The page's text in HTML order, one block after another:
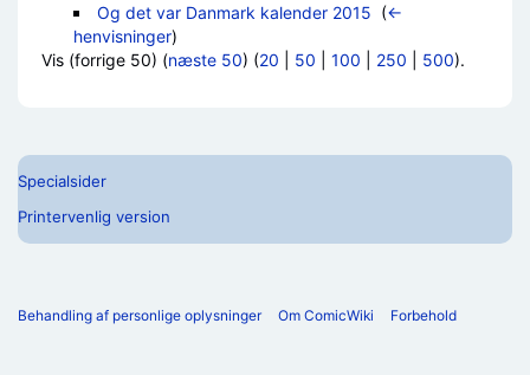
Og det var Danmark kalender 2015 (←
henvisninger)
Vis (forrige 50) (næste 50) (20 50 100 250 500).
Specialsider
Printervenlig version
Behandling af personlige oplysninger Om ComicWiki Forbehold